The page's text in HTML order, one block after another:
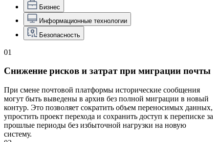
Бизнес
Информационные технологии
Безопасность
01
Снижение рисков и затрат при миграции почты
При смене почтовой платформы исторические сообщения
могут быть выведены в архив без полной миграции в новый
контур. Это позволяет сократить объем переносимых данных,
упростить проект перехода и сохранить доступ к переписке за
прошлые периоды без избыточной нагрузки на новую
систему.